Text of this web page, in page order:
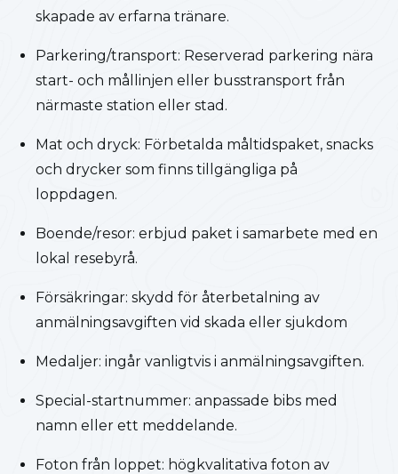
skapade av erfarna tränare.
Parkering/transport: Reserverad parkering nära
start- och mållinjen eller busstransport från
närmaste station eller stad.
Mat och dryck: Förbetalda måltidspaket, snacks
och drycker som finns tillgängliga på
loppdagen.
Boende/resor: erbjud paket i samarbete med en
lokal resebyrå.
Försäkringar: skydd för återbetalning av
anmälningsavgiften vid skada eller sjukdom
Medaljer: ingår vanligtvis i anmälningsavgiften.
Special-startnummer: anpassade bibs med
namn eller ett meddelande.
Foton från loppet: högkvalitativa foton av